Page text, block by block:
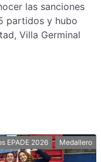
las sanciones
partidos y hubo
Villa Germinal
EPADE 2026 Medallero